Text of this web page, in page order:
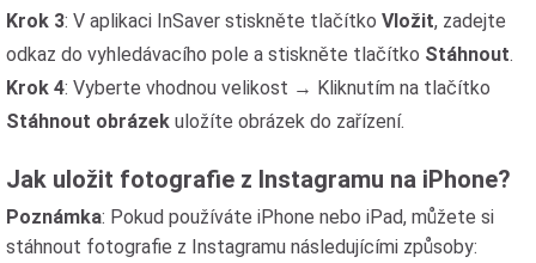
Krok 3: V aplikaci InSaver stiskněte tlačítko Vložit, zadejte
odkaz do vyhledávacího pole a stiskněte tlačítko Stáhnout.
Krok 4: Vyberte vhodnou velikost → Kliknutím na tlačítko
Stáhnout obrázek uložíte obrázek do zařízení.
Jak uložit fotografie z Instagramu na iPhone?
Poznámka: Pokud používáte iPhone nebo iPad, můžete si
stáhnout fotografie z Instagramu následujícími způsoby: